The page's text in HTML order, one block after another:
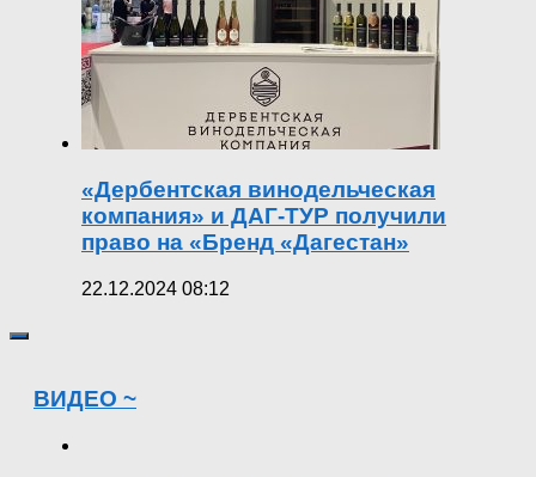
«Дербентская винодельческая
компания» и ДАГ-ТУР получили
право на «Бренд «Дагестан»
22.12.2024 08:12
ВИДЕО ~